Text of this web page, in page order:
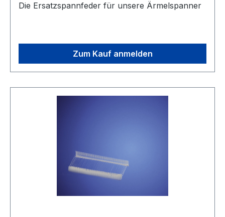
Die Ersatzspannfeder für unsere Ärmelspanner
Zum Kauf anmelden